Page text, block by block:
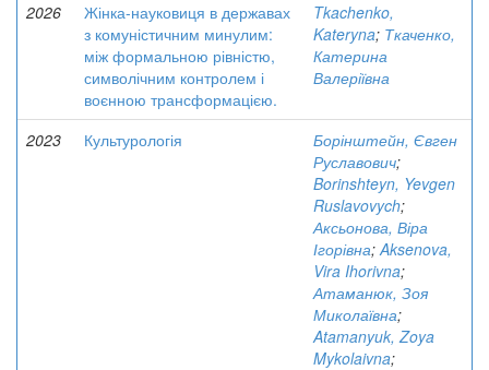
2026
Жінка-науковиця в державах
з комуністичним минулим:
між формальною рівністю,
символічним контролем і
воєнною трансформацією.
Tkachenko,
Kateryna; Ткаченко,
Катерина
Валеріївна
2023 Культурологія
Борінштейн, Євген
Руславович;
Borinshteyn, Yevgen
Ruslavovych;
Аксьонова, Віра
Ігорівна;Aksenova,
Vira Ihorivna;
Атаманюк, Зоя
Миколаївна;
Atamanyuk, Zoya
Mykolaivna;